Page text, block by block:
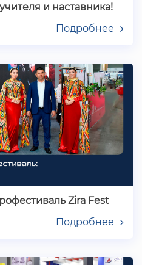
и наставника!
Подробнее
Zira Fest
Подробнее